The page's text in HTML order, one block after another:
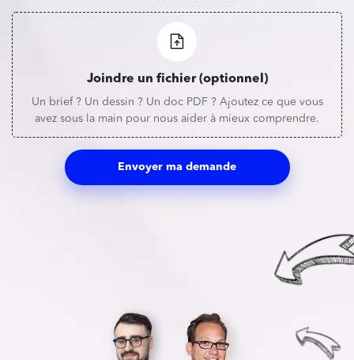
Joindre un fichier (optionnel)
Un brief ? Un dessin ? Un doc PDF ? Ajoutez ce que vous
avez sous la main pour nous aider à mieux comprendre.
Envoyer ma demande